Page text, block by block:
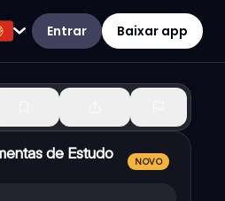
Entrar Baixar app
de Estudo
NOVO